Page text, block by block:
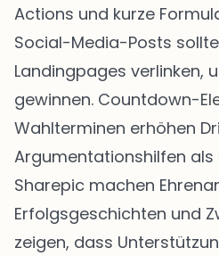
Actions und kurze
Social-Media-Posts
Landingpages verlinken,
gewinnen. Countdown-
Wahlterminen erhöhen
Argumentationshilfen
Sharepic machen
Erfolgsgeschichten und
zeigen, dass